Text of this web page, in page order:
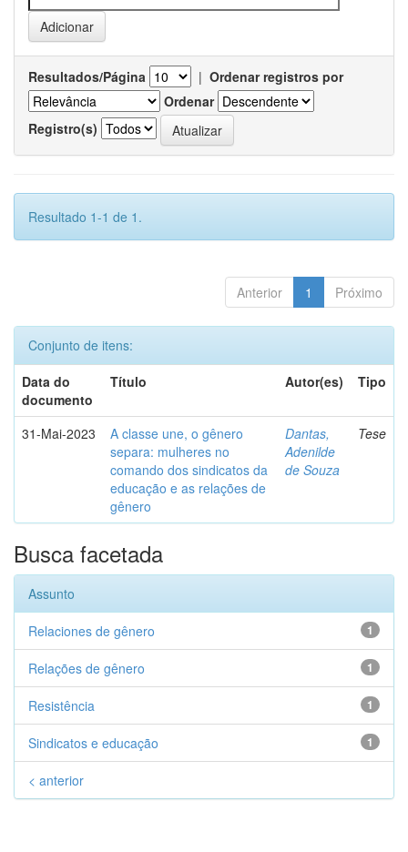
Resultados/Página | Ordenar registros por
Ordenar
Registro(s)
Resultado 1-1 de 1.
Anterior 1 Próximo
Conjunto de itens:
Data do
documento
Título Autor(es) Tipo
31-Mai-2023
A classe une, o gênero
separa: mulheres no
comando dos sindicatos da
educação e as relações de
gênero
Dantas,
Adenilde
de Souza
Tese
Busca facetada
Assunto
1
Relaciones de gênero
1
Relações de gênero
1
Resistência
1
Sindicatos e educação
< anterior